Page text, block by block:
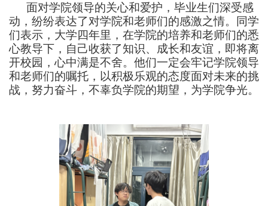
面对学院领导的关心和爱护，毕业生们深受感
动，纷纷表达了对学院和老师们的感激之情。同学
们表示，大学四年里，在学院的培养和老师们的悉
心教导下，自己收获了知识、成长和友谊，即将离
开校园，心中满是不舍。他们一定会牢记学院领导
和老师们的嘱托，以积极乐观的态度面对未来的挑
战，努力奋斗，不辜负学院的期望，为学院争光。